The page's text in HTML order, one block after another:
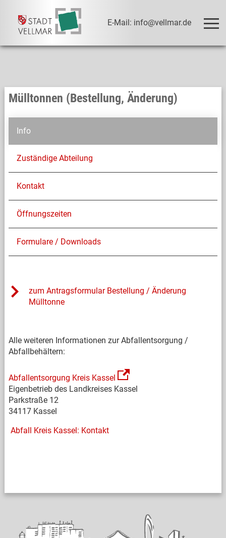
E-Mail: info@vellmar.de
Mülltonnen (Bestellung, Änderung)
Info
Zuständige Abteilung
Kontakt
Öffnungszeiten
Formulare / Downloads
zum Antragsformular Bestellung / Änderung
Mülltonne
Alle weiteren Informationen zur Abfallentsorgung /
Abfallbehältern:
Abfallentsorgung Kreis Kassel
Eigenbetrieb des Landkreises Kassel
Parkstraße 12
34117 Kassel
Abfall Kreis Kassel: Kontakt